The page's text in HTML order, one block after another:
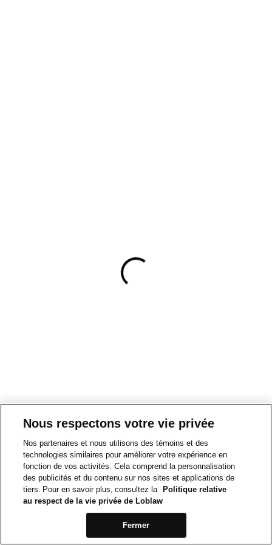
Nous respectons votre vie privée
Nos partenaires et nous utilisons des témoins et des
technologies similaires pour améliorer votre expérience en
fonction de vos activités. Cela comprend la personnalisation
des publicités et du contenu sur nos sites et applications de
tiers. Pour en savoir plus, consultez la
Politique relative
au respect de la vie privée de Loblaw
Fermer